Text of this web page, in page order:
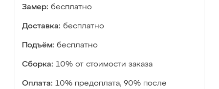
Замер: бесплатно
Доставка: бесплатно
Подъём: бесплатно
Сборка: 10% от стоимости заказа
Оплата: 10% предоплата, 90% после